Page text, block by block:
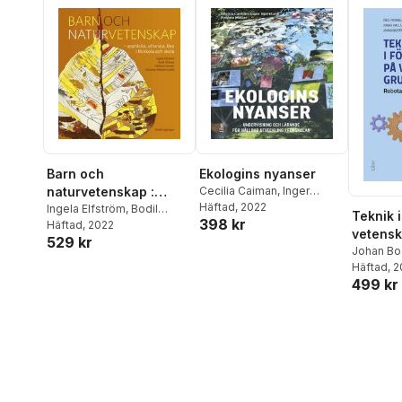
Barn och
naturvetenskap :
upptäcka, utforska
och lära i förskola och
skola
Ingela Elfström, Bodil
Nilsson ,Lillemor Sterner
Christina Wehner-Godée
Häftad, 2022
529 kr
Ekologins nyanser
Cecilia Caiman, Inger
Björklund,Yvonne Möller
Häftad, 2022
398 kr
Teknik
robotar
Johan
Haglund,
Pernilla
Häftad,
499 kr